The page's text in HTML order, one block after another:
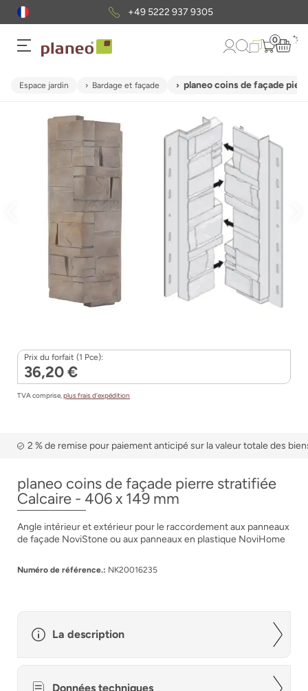
+49 5222 937 9305
0
Espace jardin Bardage et façade planeo coins de façade
Prix du forfait (1 Pce):
36,20 €
TVA comprise,plus frais d’expédition
2 % de remise pour paiement anticipé sur la valeur totale des
planeo coins de façade pierre stratifiée
Calcaire - 406 x 149 mm
Angle intérieur et extérieur pour le raccordement aux panneaux
de façade NoviStone ou aux panneaux en plastique NoviHome
Numéro de référence.: NK20016235
La description
Données techniques